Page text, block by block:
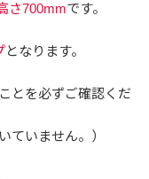
さ700mmです。
となります。
とを必ずご確認くだ
ていません。）